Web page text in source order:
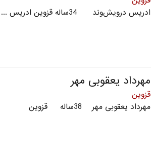
ادریس درویش‌وند 34ساله قزوین ادریس ...
مهرداد یعقوبی مهر
قزوین
مهرداد یعقوبی مهر 38ساله قزوین